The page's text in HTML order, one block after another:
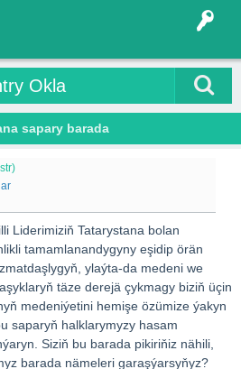
Okla
sapary barada
Liderimiziň Tatarystana bolan
tamamlanandygyny eşidip örän
ylaýta-da medeni we
täze derejä çykmagy biziň üçin
medeniýetini hemişe özümize ýakyn
saparyň halklarymyzy hasam
Siziň bu barada pikiriňiz nähili,
barada nämeleri garaşýarsyňyz?